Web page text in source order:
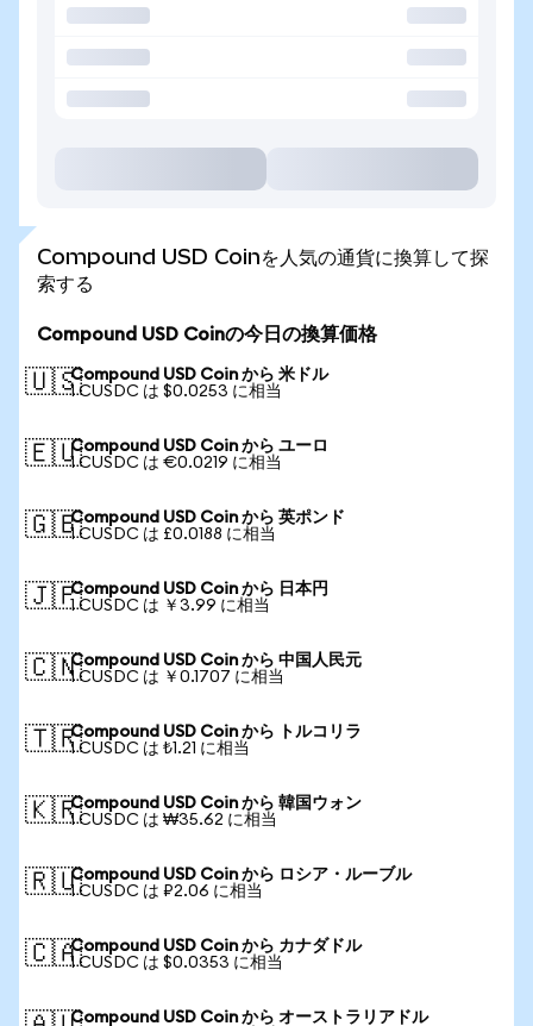
Compound USD Coinを人気の通貨に換算して探
索する
Compound USD Coinの今日の換算価格
🇺🇸Compound USD Coin から 米ドル
1 CUSDC は $0.0253 に相当
🇪🇺Compound USD Coin から ユーロ
1 CUSDC は €0.0219 に相当
🇬🇧Compound USD Coin から 英ポンド
1 CUSDC は £0.0188 に相当
🇯🇵Compound USD Coin から 日本円
1 CUSDC は ￥3.99 に相当
🇨🇳Compound USD Coin から 中国人民元
1 CUSDC は ￥0.1707 に相当
🇹🇷Compound USD Coin から トルコリラ
1 CUSDC は ₺1.21 に相当
🇰🇷Compound USD Coin から 韓国ウォン
1 CUSDC は ₩35.62 に相当
🇷🇺Compound USD Coin から ロシア・ルーブル
1 CUSDC は ₽2.06 に相当
🇨🇦Compound USD Coin から カナダドル
1 CUSDC は $0.0353 に相当
Compound USD Coin から オーストラリアドル